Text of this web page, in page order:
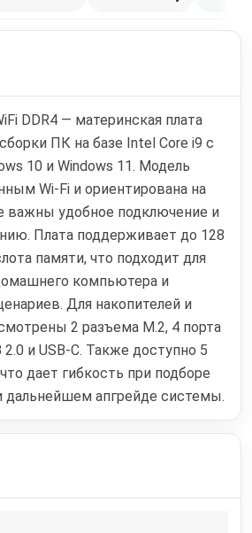
DDR4 — материнская плата
ПК на базе Intel Core i9 с
10 и Windows 11. Модель
Wi‑Fi и ориентирована на
важны удобное подключение и
Плата поддерживает до 128
памяти, что подходит для
компьютера и
Для накопителей и
2 разъема M.2, 4 порта
2.0 и USB-C. Также доступно 5
дает гибкость при подборе
апгрейде системы.